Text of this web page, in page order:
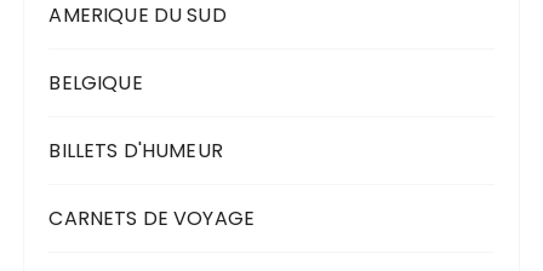
AMERIQUE DU SUD
BELGIQUE
BILLETS D'HUMEUR
CARNETS DE VOYAGE